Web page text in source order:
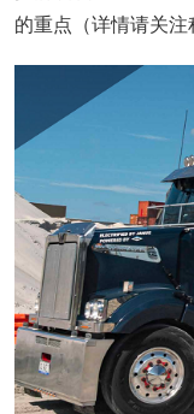
的重点（详情请关注